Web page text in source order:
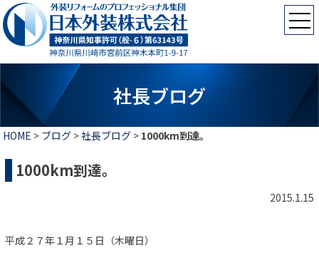
社長ブログ
HOME > ブログ>社長ブログ> 1000km到達。
1000km到達。
2015.1.15
平成２７年１月１５日（木曜日）